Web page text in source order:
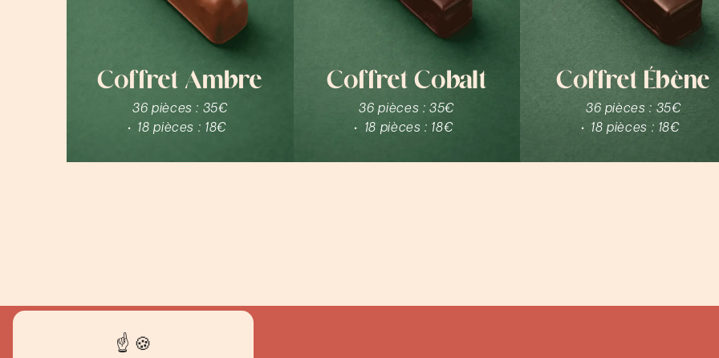
Coffret Ambre
36 pièces : 35€
18 pièces : 18€
Coffret Cobalt
36 pièces :35€
18 pièces : 18€
Coffret Ébène
36 pièces : 35€
18 pièces : 18€